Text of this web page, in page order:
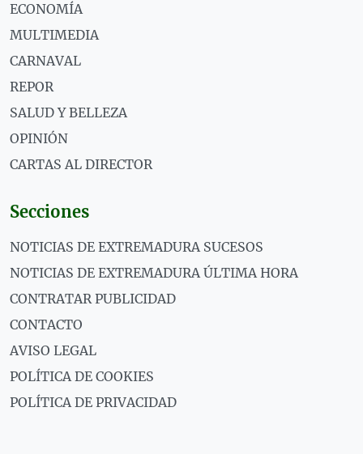
ECONOMÍA
MULTIMEDIA
CARNAVAL
REPOR
SALUD Y BELLEZA
OPINIÓN
CARTAS AL DIRECTOR
Secciones
NOTICIAS DE EXTREMADURA SUCESOS
NOTICIAS DE EXTREMADURA ÚLTIMA HORA
CONTRATAR PUBLICIDAD
CONTACTO
AVISO LEGAL
POLÍTICA DE COOKIES
POLÍTICA DE PRIVACIDAD